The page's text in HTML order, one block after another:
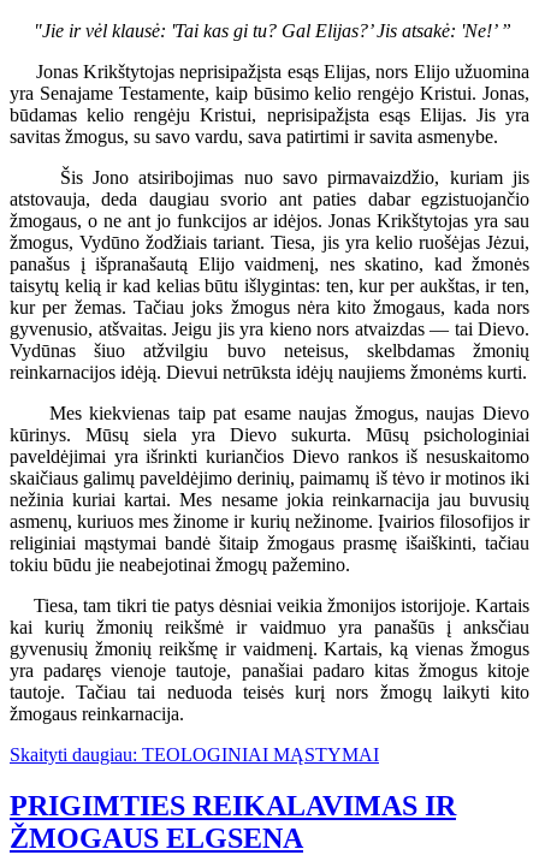
"Jie ir vėl klausė: 'Tai kas gi tu? Gal Elijas?’ Jis atsakė: 'Ne!’ ”
Jonas Krikštytojas neprisipažįsta esąs Elijas, nors Elijo užuomina
yra Senajame Testamente, kaip būsimo kelio rengėjo Kristui. Jonas,
būdamas kelio rengėju Kristui, neprisipažįsta esąs Elijas. Jis yra
savitas žmogus, su savo vardu, sava patirtimi ir savita asmenybe.
Šis Jono atsiribojimas nuo savo pirmavaizdžio, kuriam jis
atstovauja, deda daugiau svorio ant paties dabar egzistuojančio
žmogaus, o ne ant jo funkcijos ar idėjos. Jonas Krikštytojas yra sau
žmogus, Vydūno žodžiais tariant. Tiesa, jis yra kelio ruošėjas Jėzui,
panašus į išpranašautą Elijo vaidmenį, nes skatino, kad žmonės
taisytų kelią ir kad kelias būtu išlygintas: ten, kur per aukštas, ir ten,
kur per žemas. Tačiau joks žmogus nėra kito žmogaus, kada nors
gyvenusio, atšvaitas. Jeigu jis yra kieno nors atvaizdas — tai Dievo.
Vydūnas šiuo atžvilgiu buvo neteisus, skelbdamas žmonių
reinkarnacijos idėją. Dievui netrūksta idėjų naujiems žmonėms kurti.
Mes kiekvienas taip pat esame naujas žmogus, naujas Dievo
kūrinys. Mūsų siela yra Dievo sukurta. Mūsų psichologiniai
paveldėjimai yra išrinkti kuriančios Dievo rankos iš nesuskaitomo
skaičiaus galimų paveldėjimo derinių, paimamų iš tėvo ir motinos iki
nežinia kuriai kartai. Mes nesame jokia reinkarnacija jau buvusių
asmenų, kuriuos mes žinome ir kurių nežinome. Įvairios filosofijos ir
religiniai mąstymai bandė šitaip žmogaus prasmę išaiškinti, tačiau
tokiu būdu jie neabejotinai žmogų pažemino.
Tiesa, tam tikri tie patys dėsniai veikia žmonijos istorijoje. Kartais
kai kurių žmonių reikšmė ir vaidmuo yra panašūs į anksčiau
gyvenusių žmonių reikšmę ir vaidmenį. Kartais, ką vienas žmogus
yra padaręs vienoje tautoje, panašiai padaro kitas žmogus kitoje
tautoje. Tačiau tai neduoda teisės kurį nors žmogų laikyti kito
žmogaus reinkarnacija.
Skaityti daugiau: TEOLOGINIAI MĄSTYMAI
PRIGIMTIES REIKALAVIMAS IR
ŽMOGAUS ELGSENA